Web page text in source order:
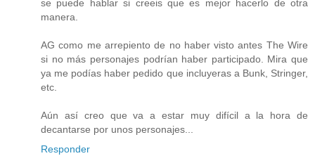
se puede hablar si creeis que es mejor hacerlo de otra
manera.
AG como me arrepiento de no haber visto antes The Wire
si no más personajes podrían haber participado. Mira que
ya me podías haber pedido que incluyeras a Bunk, Stringer,
etc.
Aún así creo que va a estar muy difícil a la hora de
decantarse por unos personajes...
Responder